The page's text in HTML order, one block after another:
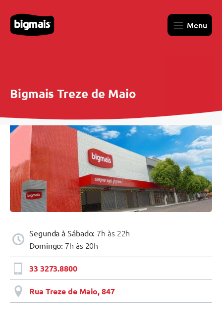
Menu
Bigmais Treze de Maio
Segunda à Sábado: 7h às 22h
Domingo: 7h às 20h
33 3273.8800
Rua Treze de Maio, 847